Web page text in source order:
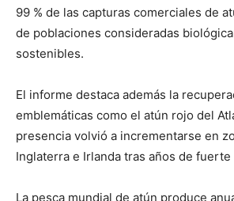
99 % de las capturas comerciales de
de poblaciones consideradas
sostenibles.
El informe destaca además la
emblemáticas como el atún rojo del
presencia volvió a incrementarse en
Inglaterra e Irlanda tras años de
La pesca mundial de atún produce